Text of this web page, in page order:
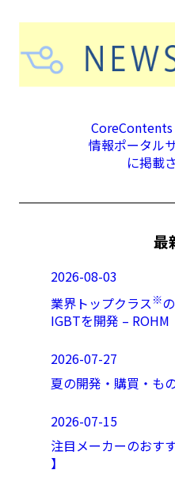
情報ポータル
に掲載
最
2026-08-03
業界トップクラス ※
IGBTを開発 – ROHM
2026-07-27
夏の開発・購買・も
2026-07-15
注目メーカーのおす
】